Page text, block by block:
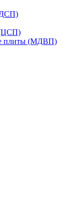
(ЦСП)
плиты (МДВП)